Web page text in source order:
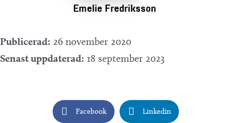
Emelie Fredriksson
Publicerad: 26 november 2020
Senast uppdaterad: 18 september 2023
Facebook Linkedin